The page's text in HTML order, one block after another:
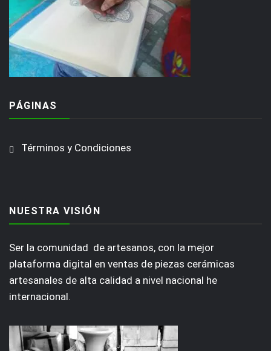
PÁGINAS
Términos y Condiciones
NUESTRA VISIÓN
Ser la comunidad de artesanos, con la mejor
plataforma digital en ventas de piezas cerámicas
artesanales de alta calidad a nivel nacional he
internacional.